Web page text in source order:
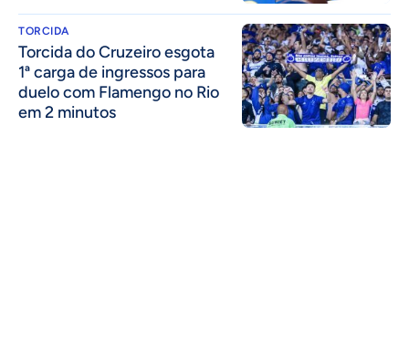
TORCIDA
Torcida do Cruzeiro esgota
1ª carga de ingressos para
duelo com Flamengo no Rio
em 2 minutos